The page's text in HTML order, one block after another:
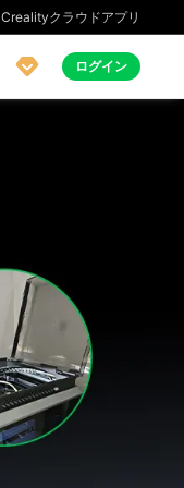
Crealityクラウドアプリ
 ログイン